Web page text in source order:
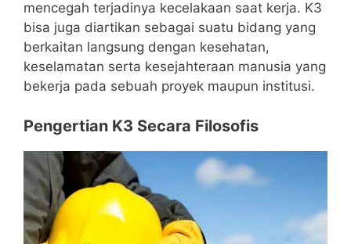
mencegah terjadinya kecelakaan saat kerja. K3
bisa juga diartikan sebagai suatu bidang yang
berkaitan langsung dengan kesehatan,
keselamatan serta kesejahteraan manusia yang
bekerja pada sebuah proyek maupun institusi.
Pengertian K3 Secara Filosofis